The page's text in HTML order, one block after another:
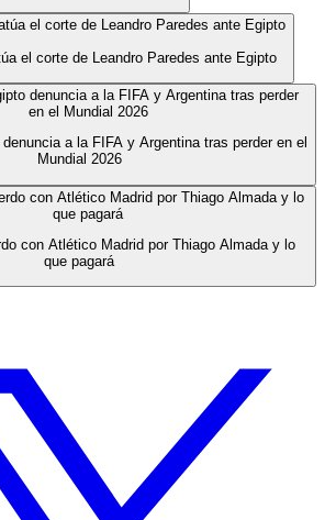
el corte de Leandro Paredes ante Egipto
a la FIFA y Argentina tras perder en el
Mundial 2026
con Atlético Madrid por Thiago Almada y lo
que pagará